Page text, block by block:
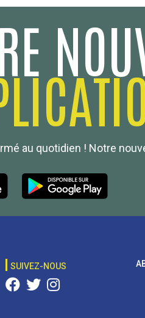
au quotidien ! Notre
SUIVEZ-NOUS